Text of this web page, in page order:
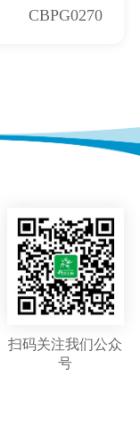
CBPG0270
扫码关注我们公众
号